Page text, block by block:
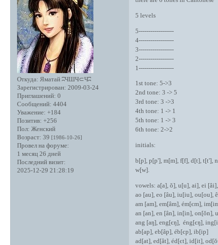
Откуда: Яматай ʭЧШЧ⊂Чʭ
Зарегистрирован: 2009-03-24
Приглашений: 0
Сообщений: 4404
Уважение: +184
Позитив: +256
Пол: Женский
Возраст: 39 [1986-10-26]
Провел на форуме:
1 месяц 26 дней
Последний визит:
2025-12-29 21:28:19
5 levels
5------------------
4------------------
3------------------
2------------------
1------------------
1st tone: 5->3
2nd tone: 3 -> 5
3rd tone: 3 ->3
4th tone: 1 -> 1
5th tone: 1 -> 3
6th tone: 2->2
initials:
b[p], p[p'], m[m], f[f], d[t], t[t'],
w[w].
vowels: a[a], ŏ], u[u], ai], ei
ao [au], eo [âu], iu[iu], ou[ou],
am [am], em[âm], ém[єm],
an [an], en [ân], in[in], on[ŏn],
ang [aŋ], eng[єŋ], éng[єŋ],
ab[ap], eb[âp], éb[єp], ib[ip]
ad[at], ed[ât], éd[єt], id[it],